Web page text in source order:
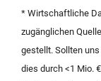
effiziente
internationale
* Wirtschaftliche
zugänglichen
gestellt. Sollten
dies durch <1 Mio.